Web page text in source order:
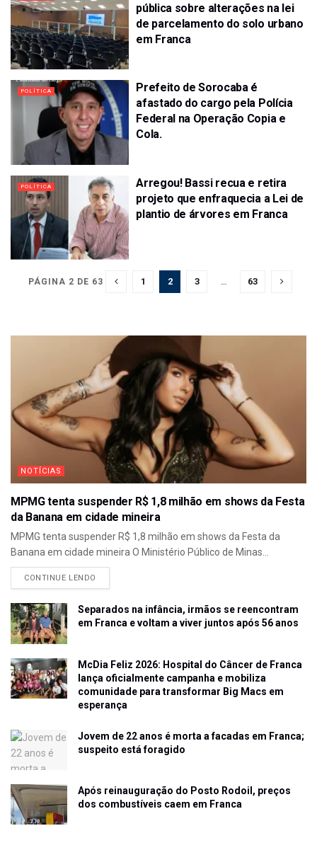
pública sobre alterações na lei
de parcelamento do solo urbano
em Franca
POLÍTICA
Prefeito de Sorocaba é
afastado do cargo pela Polícia
Federal na Operação Copia e
Cola.
POLÍTICA
Arregou! Bassi recua e retira
projeto que enfraquecia a Lei de
plantio de árvores em Franca
PÁGINA 2 DE 63 1 2 3 … 63
NOTÍCIAS
MPMG tenta suspender R$ 1,8 milhão em shows da Festa
da Banana em cidade mineira
MPMG tenta suspender R$ 1,8 milhão em shows da Festa da
Banana em cidade mineira O Ministério Público de Minas...
CONTINUE LENDO
Separados na infância, irmãos se reencontram
em Franca e voltam a viver juntos após 56 anos
McDia Feliz 2026: Hospital do Câncer de Franca
lança oficialmente campanha e mobiliza
comunidade para transformar Big Macs em
esperança
Jovem de 22 anos é morta a facadas em Franca;
suspeito está foragido
Após reinauguração do Posto Rodoil, preços
dos combustíveis caem em Franca